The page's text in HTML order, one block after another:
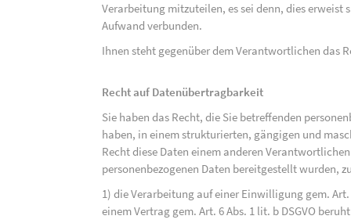
Verarbeitung mitzuteilen, es sei denn, dies
Aufwand verbunden.
Ihnen steht gegenüber dem Verantwortlichen das
Recht auf Datenübertragbarkeit
Sie haben das Recht, die Sie betreffenden
haben, in einem strukturierten, gängigen und
Recht diese Daten einem anderen
personenbezogenen Daten bereitgestellt wurden,
1) die Verarbeitung auf einer Einwilligung gem. Art.
einem Vertrag gem. Art. 6 Abs. 1 lit. b DSGVO